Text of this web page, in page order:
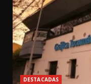
DESTACADAS